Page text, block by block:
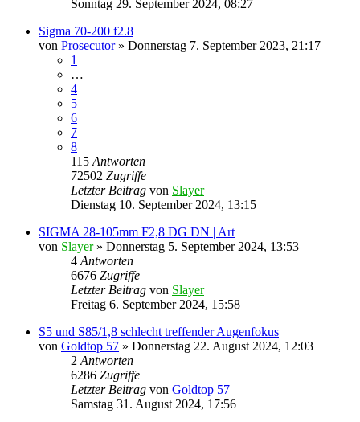
Sonntag 29. September 2024, 08:27
Sigma 70-200 f2.8
von Prosecutor» Donnerstag 7. September 2023, 21:17
1
…
4
5
6
7
8
115 Antworten
72502 Zugriffe
Letzter Beitrag von Slayer
Dienstag 10. September 2024, 13:15
SIGMA 28-105mm F2,8 DG DN | Art
von Slayer» Donnerstag 5. September 2024, 13:53
4 Antworten
6676 Zugriffe
Letzter Beitrag von Slayer
Freitag 6. September 2024, 15:58
S5 und S85/1,8 schlecht treffender Augenfokus
von Goldtop 57 » Donnerstag 22. August 2024, 12:03
2 Antworten
6286 Zugriffe
Letzter Beitrag von Goldtop 57
Samstag 31. August 2024, 17:56